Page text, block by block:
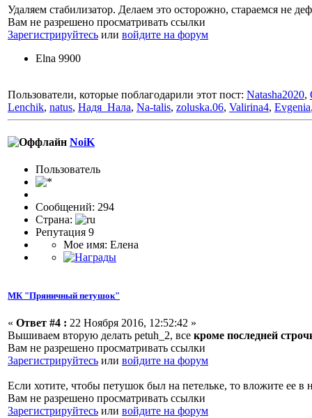
Удаляем стабилизатор. Делаем это осторожно, стараемся не
Вам не разрешено просматривать ссылки
Зарегистрируйтесь или войдите на форум
Elna 9900
Пользователи, которые поблагодарили этот пост: Natasha2020,
Lenchik, natus, Надя_Нала, Na-talis, zoluska.06, Valirina4, Evgenia
NoiK
Пользовaтeль
Сообщений: 294
Страна:
Репутация 9
Мое имя: Елена
МК "Пряничный петушок"
« Ответ #4 : 22 Ноября 2016, 12:52:42 »
Вышиваем вторую делать petuh_2, все кроме последней
Вам не разрешено просматривать ссылки
Зарегистрируйтесь или войдите на форум
Если хотите, чтобы петушок был на петельке, то вложите ее в
Вам не разрешено просматривать ссылки
Зарегистрируйтесь или войдите на форум